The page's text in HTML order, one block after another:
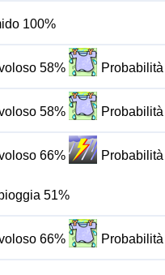
100%
58%
58%
66%
51%
66%